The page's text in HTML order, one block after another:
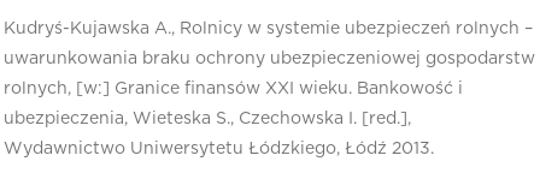
Kudryś-Kujawska A., Rolnicy w systemie ubezpieczeń rolnych –
uwarunkowania braku ochrony ubezpieczeniowej gospodarstw
rolnych, [w:] Granice finansów XXI wieku. Bankowość i
ubezpieczenia, Wieteska S., Czechowska I. [red.],
Wydawnictwo Uniwersytetu Łódzkiego, Łódź 2013.